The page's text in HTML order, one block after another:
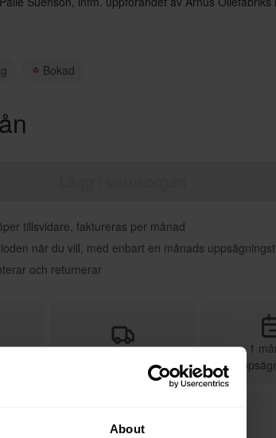
About
beläget mitt i Århus centrum. Lampan har sedan dess
Bokad
tillsvidare, faktureras per månad
när du vill, med enbart en månads
och returnerar
1